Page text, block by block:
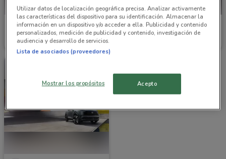
Nissan
Caduca el 31/12 1.2 km
Nissan
Utilizar datos de localización geográfica precisa. Analizar activamente
las características del dispositivo para su identificación. Almacenar la
información en un dispositivo y/o acceder a ella. Publicidad y contenido
personalizados, medición de publicidad y contenido, investigación de
audiencia y desarrollo de servicios.
Lista de asociados (proveedores)
Mostrar los propósitos Acepto